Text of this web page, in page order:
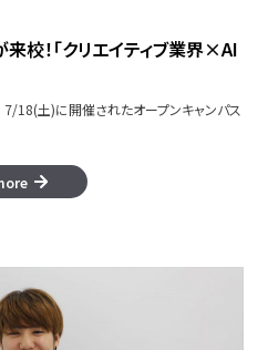
校！「クリエイティブ業界×AI
7/18(土)に開催されたオープンキャンパス